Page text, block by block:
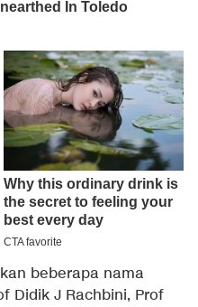
beberapa nama
Didik J Rachbini, Prof